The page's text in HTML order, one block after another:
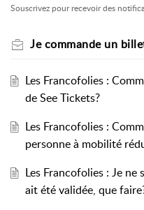
Souscrivez pour recevoir des
Je commande un
Les Francofolies :
de See Tickets?
Les Francofolies :
personne à mobilité
Les Francofolies : Je ne
ait été validée, que